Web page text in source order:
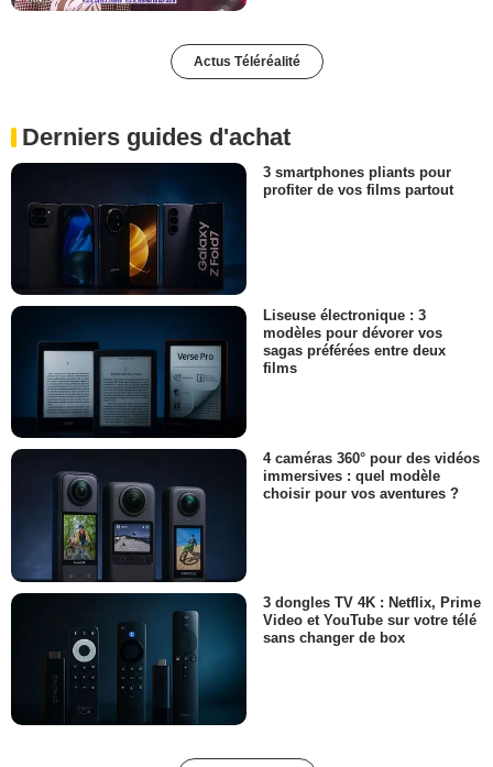
Actus Téléréalité
Derniers guides d'achat
3 smartphones pliants pour
profiter de vos films partout
Liseuse électronique : 3
modèles pour dévorer vos
sagas préférées entre deux
films
4 caméras 360° pour des vidéos
immersives : quel modèle
choisir pour vos aventures ?
3 dongles TV 4K : Netflix, Prime
Video et YouTube sur votre télé
sans changer de box